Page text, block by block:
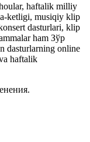
haftalik milliy
ketligi, musiqiy klip
dasturlari, klip
ham Зўр
dasturlarning online
haftalik